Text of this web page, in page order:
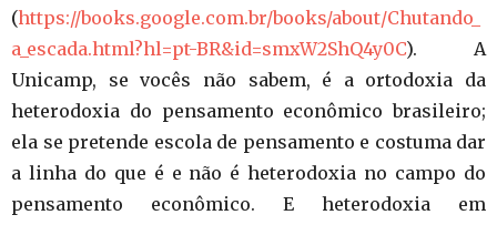
(https://books.google.com.br/books/about/Chutando_
a_escada.html?hl=pt-BR&id=smxW2ShQ4y0C). A
Unicamp, se vocês não sabem, é a ortodoxia da
heterodoxia do pensamento econômico brasileiro;
ela se pretende escola de pensamento e costuma dar
a linha do que é e não é heterodoxia no campo do
pensamento econômico. E heterodoxia em